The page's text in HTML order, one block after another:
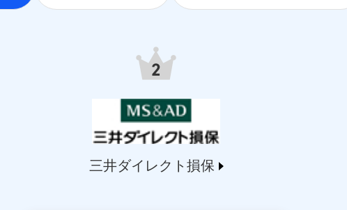
）
www.msa-life.co.jp/）
)
）
)
)
三井ダイレクト損保